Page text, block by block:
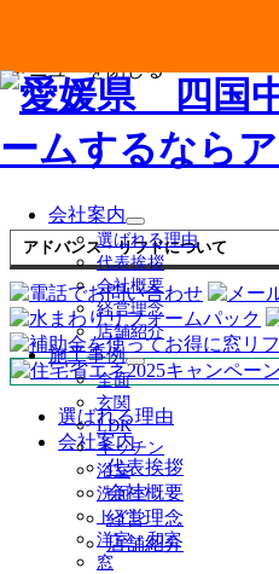
会社案内
サ
ブ
メ
ニ
ュ
ー
を
展
開
選ばれる理由
代表挨拶
会社概要
経営理念
店舗紹介
施工事例
サ
メ
ュ
ー
を
展
開
全面
玄関
LDK
キッチン
浴室
洗面室
トイレ
洋室・和室
窓
メニューを閉じる
アドバンス・リフドについて
選ばれる理由
会社案内
代表挨拶
会社概要
経営理念
店舗紹介